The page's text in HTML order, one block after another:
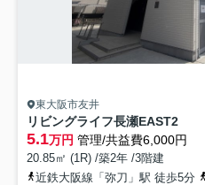
東大阪市友井
リビングライフ長瀬EAST2
5.1万円 管理/共益費6,000円
20.85㎡ (1R) /築2年 /3階建
近鉄大阪線「弥刀」駅 徒歩5分